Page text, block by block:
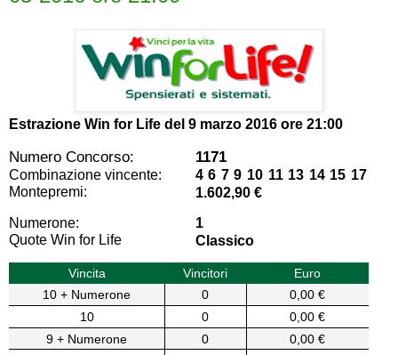
Estrazione Win for Life del 9 marzo 2016 ore 21:00
Numero Concorso: 1171
Combinazione vincente:
4 6 7 9 10 11 13 14 15 17
Montepremi:
1.602,90 €
Numerone:
1
Quote Win for Life
Classico
Vincita Vincitori
Euro
10 + Numerone
0
0,00 €
10
0
0,00 €
9 + Numerone
0
0,00 €